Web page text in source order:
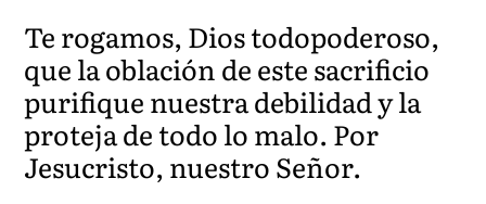
Te rogamos, Dios todopoderoso,
que la oblación de este sacrificio
purifique nuestra debilidad y la
proteja de todo lo malo. Por
Jesucristo, nuestro Señor.